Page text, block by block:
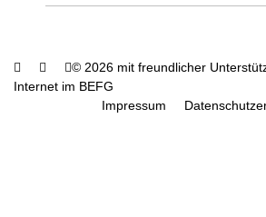
© 2026 mit freundlicher
Internet im BEFG
Impressum